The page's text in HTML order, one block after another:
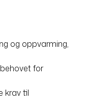
og oppvarming,
for
krav til